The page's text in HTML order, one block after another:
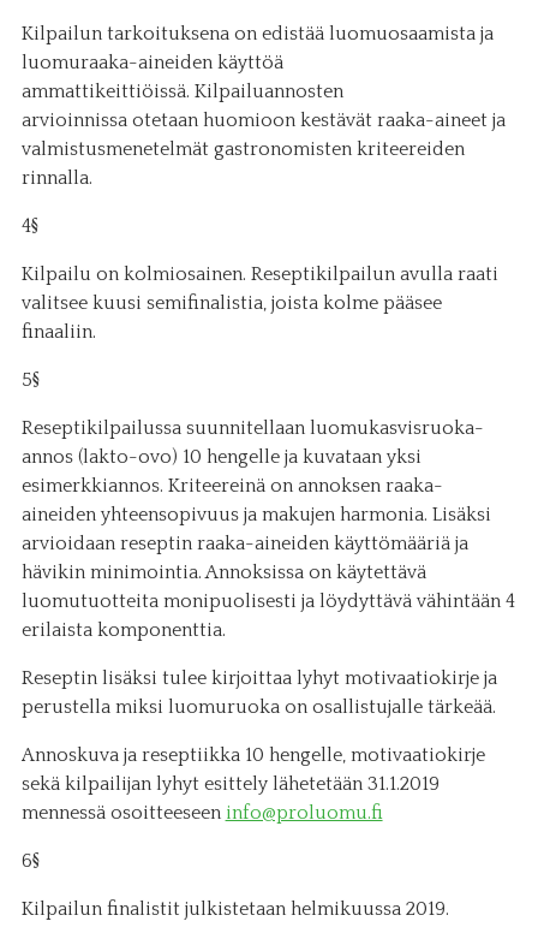
Kilpailun tarkoituksena on edistää luomuosaamista ja
luomuraaka-aineiden käyttöä
ammattikeittiöissä. Kilpailuannosten
arvioinnissa otetaan huomioon kestävät raaka-aineet ja
valmistusmenetelmät gastronomisten kriteereiden
rinnalla.
4§
Kilpailu on kolmiosainen. Reseptikilpailun avulla raati
valitsee kuusi semifinalistia, joista kolme pääsee
finaaliin.
5§
Reseptikilpailussa suunnitellaan luomukasvisruoka-
annos (lakto-ovo) 10 hengelle ja kuvataan yksi
esimerkkiannos. Kriteereinä on annoksen raaka-
aineiden yhteensopivuus ja makujen harmonia. Lisäksi
arvioidaan reseptin raaka-aineiden käyttömääriä ja
hävikin minimointia. Annoksissa on käytettävä
luomutuotteita monipuolisesti ja löydyttävä vähintään 4
erilaista komponenttia.
Reseptin lisäksi tulee kirjoittaa lyhyt motivaatiokirje ja
perustella miksi luomuruoka on osallistujalle tärkeää.
Annoskuva ja reseptiikka 10 hengelle, motivaatiokirje
sekä kilpailijan lyhyt esittely lähetetään 31.1.2019
mennessä osoitteeseen info@proluomu.fi
6§
Kilpailun finalistit julkistetaan helmikuussa 2019.